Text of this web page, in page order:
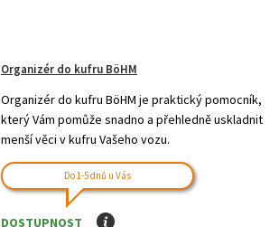
Organizér do kufru BöHM
Organizér do kufru BöHM je praktický pomocník,
který Vám pomůže snadno a přehledně uskladnit
menší věci v kufru Vašeho vozu.
Do 1-5 dnů u Vás
DOSTUPNOST I